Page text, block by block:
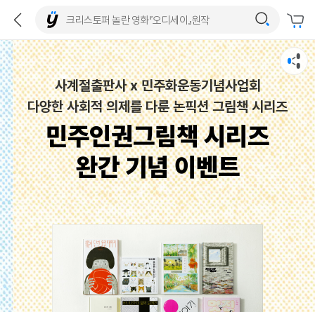
사계절출판사 x 민주화운동기념사업회
다양한 사회적 의제를 다룬 논픽션 그림책 시리즈
민주인권그림책 시리즈
완간 기념 이벤트